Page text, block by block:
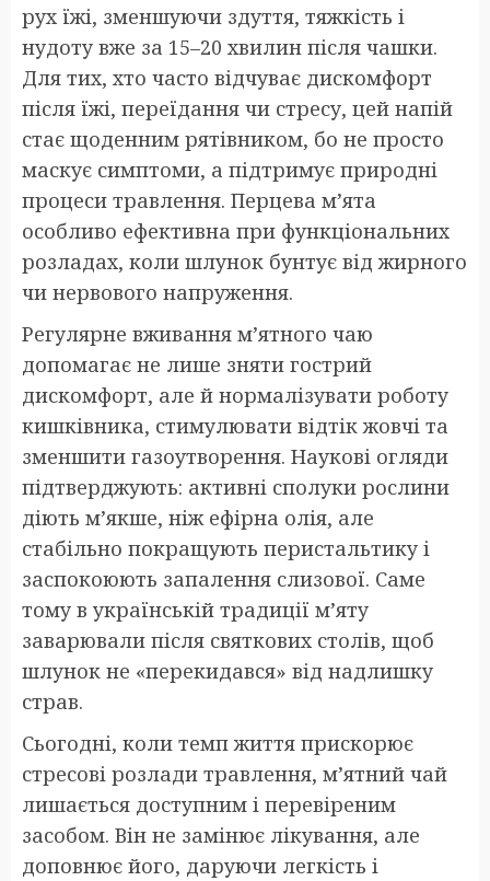
рух їжі, зменшуючи здуття, тяжкість і
нудоту вже за 15–20 хвилин після чашки.
Для тих, хто часто відчуває дискомфорт
після їжі, переїдання чи стресу, цей напій
стає щоденним рятівником, бо не просто
маскує симптоми, а підтримує природні
процеси травлення. Перцева м’ята
особливо ефективна при функціональних
розладах, коли шлунок бунтує від жирного
чи нервового напруження.
Регулярне вживання м’ятного чаю
допомагає не лише зняти гострий
дискомфорт, але й нормалізувати роботу
кишківника, стимулювати відтік жовчі та
зменшити газоутворення. Наукові огляди
підтверджують: активні сполуки рослини
діють м’якше, ніж ефірна олія, але
стабільно покращують перистальтику і
заспокоюють запалення слизової. Саме
тому в українській традиції м’яту
заварювали після святкових столів, щоб
шлунок не «перекидався» від надлишку
страв.
Сьогодні, коли темп життя прискорює
стресові розлади травлення, м’ятний чай
лишається доступним і перевіреним
засобом. Він не замінює лікування, але
доповнює його, даруючи легкість і